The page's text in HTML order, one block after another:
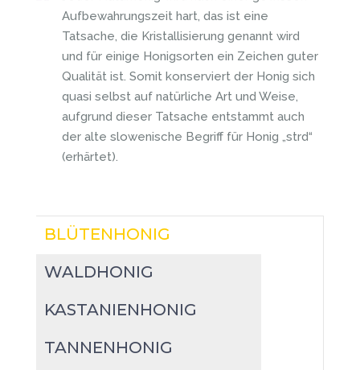
Aufbewahrungszeit hart, das ist eine
Tatsache, die Kristallisierung genannt wird
und für einige Honigsorten ein Zeichen guter
Qualität ist. Somit konserviert der Honig sich
quasi selbst auf natürliche Art und Weise,
aufgrund dieser Tatsache entstammt auch
der alte slowenische Begriff für Honig „strd“
(erhärtet).
BLÜTENHONIG
WALDHONIG
KASTANIENHONIG
TANNENHONIG